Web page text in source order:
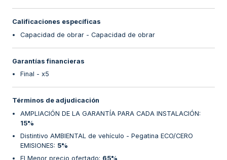
Calificaciones específicas
Capacidad de obrar - Capacidad de obrar
Garantías financieras
Final - x5
Términos de adjudicación
AMPLIACIÓN DE LA GARANTÍA PARA CADA INSTALACIÓN:
15%
Distintivo AMBIENTAL de vehículo - Pegatina ECO/CERO
EMISIONES: 5%
El Menor precio ofertado: 65%